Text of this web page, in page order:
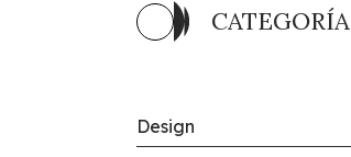
CATEGORÍA
Design